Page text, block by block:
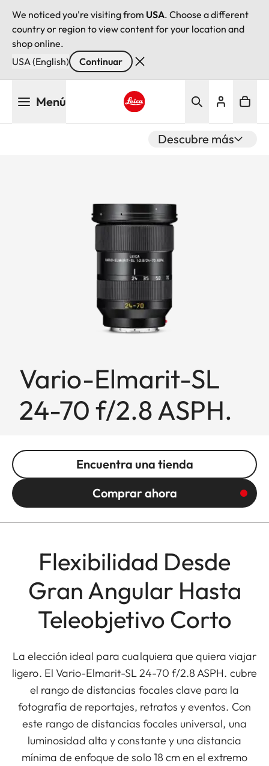
We noticed you're visiting from USA. Choose a different
country or region to view content for your location and
shop online.
USA (English)
Continuar
Menú
Descubre más
Vario-Elmarit-SL
24-70 f/2.8 ASPH.
Encuentra una tienda
Comprar ahora
Flexibilidad Desde
Gran Angular Hasta
Teleobjetivo Corto
La elección ideal para cualquiera que quiera viajar
ligero. El Vario-Elmarit-SL 24-70 f/2.8 ASPH. cubre
el rango de distancias focales clave para la
fotografía de reportajes, retratos y eventos. Con
este rango de distancias focales universal, una
luminosidad alta y constante y una distancia
mínima de enfoque de solo 18 cm en el extremo